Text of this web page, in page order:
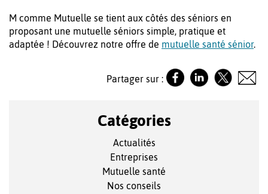
M comme Mutuelle se tient aux côtés des séniors en
proposant une mutuelle séniors simple, pratique et
adaptée ! Découvrez notre offre de mutuelle santé sénior.
Partager sur :
Catégories
Actualités
Entreprises
Mutuelle santé
Nos conseils